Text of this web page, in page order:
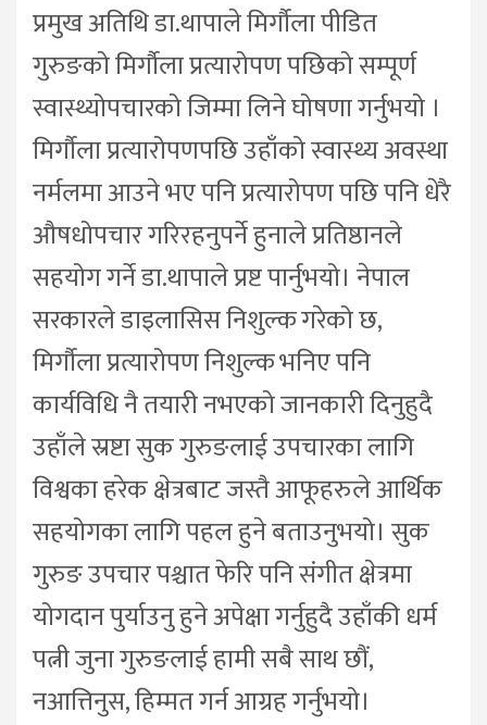
प्रमुख अतिथि डा.थापाले मिर्गौला पीडित
गुरुङको मिर्गाैला प्रत्यारोपण पछिको सम्पूर्ण
स्वास्थ्योपचारको जिम्मा लिने घोषणा गर्नुभयो ।
मिर्गौला प्रत्यारोपणपछि उहाँको स्वास्थ्य अवस्था
नर्मलमा आउने भए पनि प्रत्यारोपण पछि पनि धेरै
औषधोपचार गरिरहनुपर्ने हुनाले प्रतिष्ठानले
सहयोग गर्ने डा.थापाले प्रष्ट पार्नुभयो। नेपाल
सरकारले डाइलासिस निशुल्क गरेको छ,
मिर्गौला प्रत्यारोपण निशुल्क भनिए पनि
कार्यविधि नै तयारी नभएको जानकारी दिनुहुदै
उहाँले स्रष्टा सुक गुरुङलाई उपचारका लागि
विश्वका हरेक क्षेत्रबाट जस्तै आफूहरुले आर्थिक
सहयोगका लागि पहल हुने बताउनुभयो। सुक
गुरुङ उपचार पश्चात फेरि पनि संगीत क्षेत्रमा
योगदान पुर्याउनु हुने अपेक्षा गर्नुहुदै उहाँकी धर्म
पत्नी जुना गुरुङलाई हामी सबै साथ छौं,
नआत्तिनुस, हिम्मत गर्न आग्रह गर्नुभयो।